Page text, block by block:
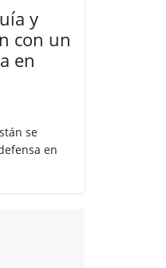
y
con un
en
se
en